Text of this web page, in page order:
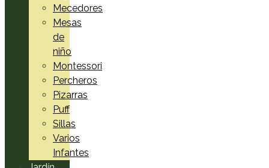
Mecedores
Mesas
de
niño
Montessori
Percheros
Pizarras
Puff
Sillas
Varios
Infantes